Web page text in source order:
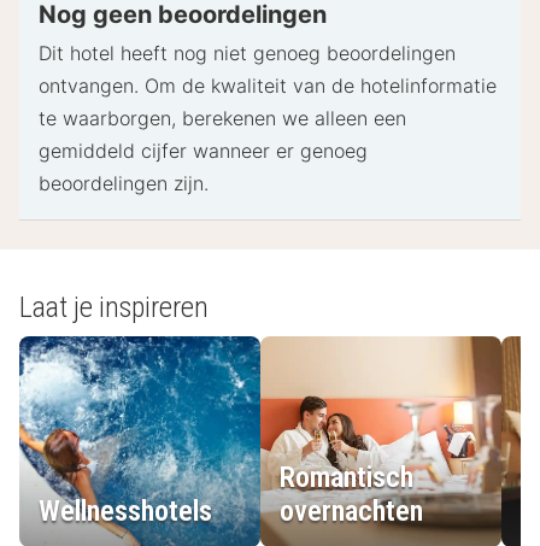
pinpas of borgsom in contanten te verstrekken
Speciale verzoeken worden onder voorbehoud van
beschikbaarheid bij het inchecken ingewilligd.
Hiervoor kunnen extra kosten in rekening worden
gebracht. Speciale verzoeken kunnen niet worden
gegarandeerd.
- Speciale instructies:
De receptie is op de volgende tijden geopend:
Maandag - vrijdag: 06.00 uur - 22.00 uur
Zaterdag - zondag: 07.00 uur - 22.00 uur
De receptiemedewerker staat bij aankomst op je
te wachten.
Nog geen beoordelingen
Dit hotel heeft nog niet genoeg beoordelingen
ontvangen. Om de kwaliteit van de hotelinformatie
te waarborgen, berekenen we alleen een
gemiddeld cijfer wanneer er genoeg
beoordelingen zijn.
Laat je inspireren
Wellnesshotels
Romantisch
overnachten